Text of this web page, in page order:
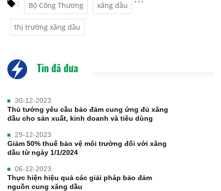
: Bộ Công Thương xăng dầu
thị trường xăng dầu
Tin đã đưa
30-12-2023
Thủ tướng yêu cầu bảo đảm cung ứng đủ xăng
dầu cho sản xuất, kinh doanh và tiêu dùng
29-12-2023
Giảm 50% thuế bảo vệ môi trường đối với xăng
dầu từ ngày 1/1/2024
06-12-2023
Thực hiện hiệu quả các giải pháp bảo đảm
nguồn cung xăng dầu